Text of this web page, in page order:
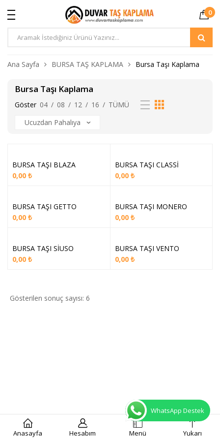
0
Ürün
Anasayfa Hesabım Menü Yukarı
Ana Sayfa BURSA TAŞ KAPLAMA Bursa Taşı Kaplama
Bursa Taşı Kaplama
Göster 04 / 08 / 12 / 16 / TÜMÜ
BURSA TAŞI BLAZA
0,00 ₺
BURSA TAŞI CLASSİ
0,00 ₺
BURSA TAŞI GETTO
0,00 ₺
BURSA TAŞI MONERO
0,00 ₺
BURSA TAŞI SİUSO
0,00 ₺
BURSA TAŞI VENTO
0,00 ₺
Gösterilen sonuç sayısı: 6
WhatsApp Destek